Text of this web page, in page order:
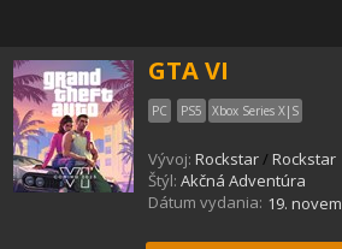
GTA VI
PC PS5 Xbox Series X|S
Vývoj: Rockstar / Rockstar
Štýl: Akčná Adventúra
Dátum vydania: 19.